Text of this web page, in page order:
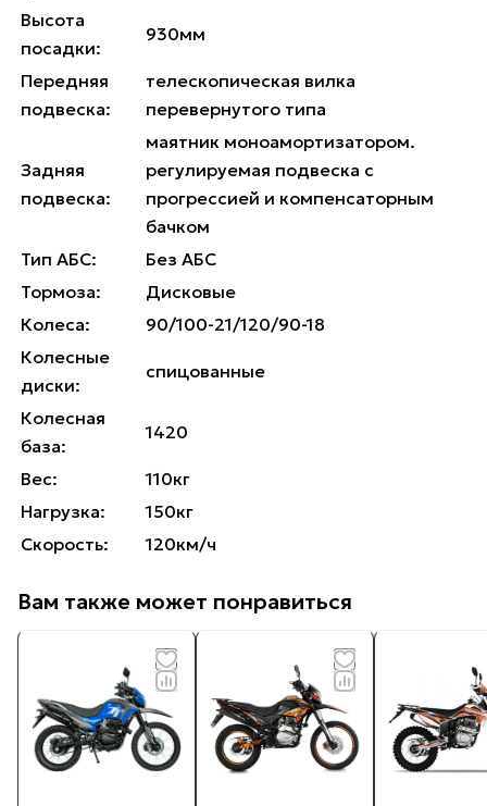
Высота
посадки:
930мм
Передняя
подвеска:
телескопическая вилка
перевернутого типа
Задняя
подвеска:
маятник моноамортизатором.
регулируемая подвеска с
прогрессией и компенсаторным
бачком
Тип АБС:
Без АБС
Тормоза:
Дисковые
Колеса:
90/100-21/120/90-18
Колесные
диски:
спицованные
Колесная
база:
1420
Вес:
110кг
Нагрузка:
150кг
Скорость:
120км/ч
Вам также может понравиться